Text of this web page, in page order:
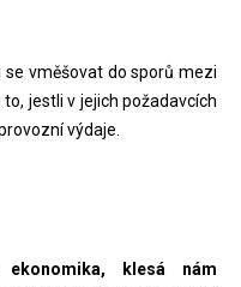
vměšovat do sporů mezi
jestli v jejich požadavcích
výdaje.
klesá nám